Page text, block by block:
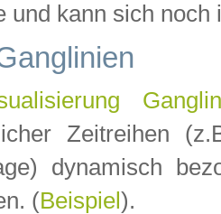
und kann sich noch
Zeitreihen
dynamisch
(Beispiel ).